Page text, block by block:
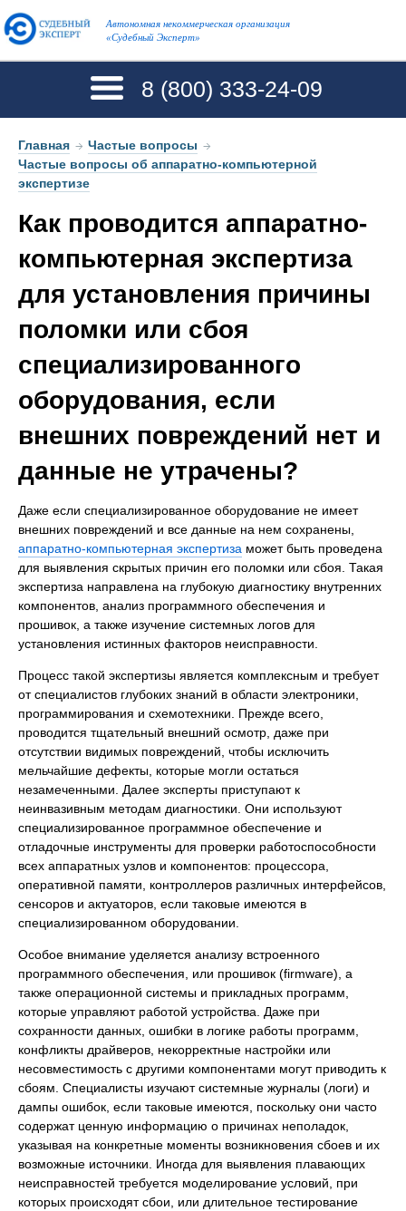
Автономная некоммерческая организация
«Судебный Эксперт»
8 (800) 333-24-09
Главная → Частые вопросы →
Частые вопросы об аппаратно-компьютерной
экспертизе
Как проводится аппаратно-
компьютерная экспертиза
для установления причины
поломки или сбоя
специализированного
оборудования, если
внешних повреждений нет и
данные не утрачены?
Даже если специализированное оборудование не имеет
внешних повреждений и все данные на нем сохранены,
аппаратно-компьютерная экспертиза может быть проведена
для выявления скрытых причин его поломки или сбоя. Такая
экспертиза направлена на глубокую диагностику внутренних
компонентов, анализ программного обеспечения и
прошивок, а также изучение системных логов для
установления истинных факторов неисправности.
Процесс такой экспертизы является комплексным и требует
от специалистов глубоких знаний в области электроники,
программирования и схемотехники. Прежде всего,
проводится тщательный внешний осмотр, даже при
отсутствии видимых повреждений, чтобы исключить
мельчайшие дефекты, которые могли остаться
незамеченными. Далее эксперты приступают к
неинвазивным методам диагностики. Они используют
специализированное программное обеспечение и
отладочные инструменты для проверки работоспособности
всех аппаратных узлов и компонентов: процессора,
оперативной памяти, контроллеров различных интерфейсов,
сенсоров и актуаторов, если таковые имеются в
специализированном оборудовании.
Особое внимание уделяется анализу встроенного
программного обеспечения, или прошивок (firmware), а
также операционной системы и прикладных программ,
которые управляют работой устройства. Даже при
сохранности данных, ошибки в логике работы программ,
конфликты драйверов, некорректные настройки или
несовместимость с другими компонентами могут приводить к
сбоям. Специалисты изучают системные журналы (логи) и
дампы ошибок, если таковые имеются, поскольку они часто
содержат ценную информацию о причинах неполадок,
указывая на конкретные моменты возникновения сбоев и их
возможные источники. Иногда для выявления плавающих
неисправностей требуется моделирование условий, при
которых происходят сбои, или длительное тестирование